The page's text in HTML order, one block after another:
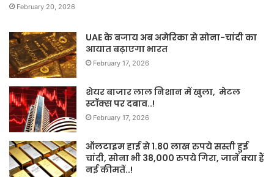
February 20, 2026
UAE के बजाय अब अमेरिका से सोना-चांदी का
आयात बढ़ाएगा भारत
February 17, 2026
शेयर बाजार लाल निशान में खुला, मेटल
स्टॉक्स पर दबाव..!
February 17, 2026
ऑलटाइम हाई से 1.80 लाख रुपये सस्ती हुई
चांदी, सोना भी 38,000 रुपये गिरा, जानें क्या हैं
नई कीमतें..!